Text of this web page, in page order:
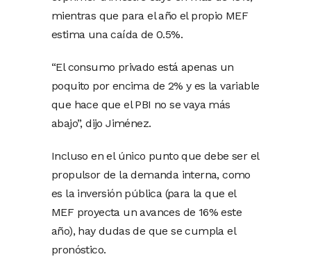
mientras que para el año el propio MEF
estima una caída de 0.5%.
“El consumo privado está apenas un
poquito por encima de 2% y es la variable
que hace que el PBI no se vaya más
abajo”, dijo Jiménez.
Incluso en el único punto que debe ser el
propulsor de la demanda interna, como
es la inversión pública (para la que el
MEF proyecta un avances de 16% este
año), hay dudas de que se cumpla el
pronóstico.